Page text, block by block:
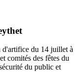
d'artifice du 14 juillet à
comités des fêtes du
du public et